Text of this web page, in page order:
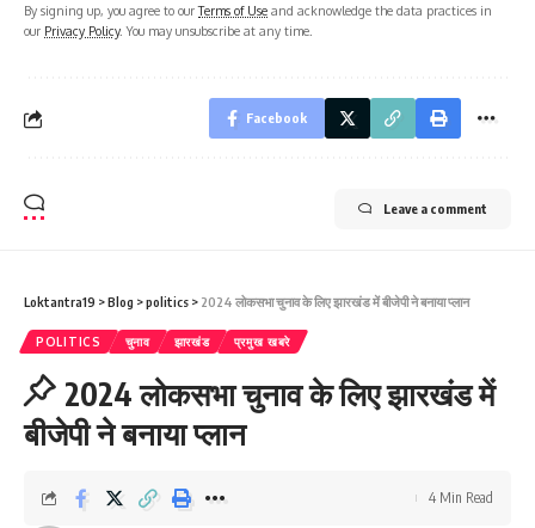
By signing up, you agree to ourTerms of Use and acknowledge the data practices in
our Privacy Policy. You may unsubscribe at any time.
Facebook
Leave a comment
Loktantra19 >Blog >politics > 2024 लोकसभा चुनाव के लिए झारखंड में बीजेपी ने बनाया प्लान
POLITICS चुनाव झारखंड प्रमुख खबरे
2024 लोकसभा चुनाव के लिए झारखंड में
बीजेपी ने बनाया प्लान
4 Min Read